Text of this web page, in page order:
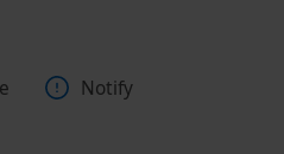
Notify